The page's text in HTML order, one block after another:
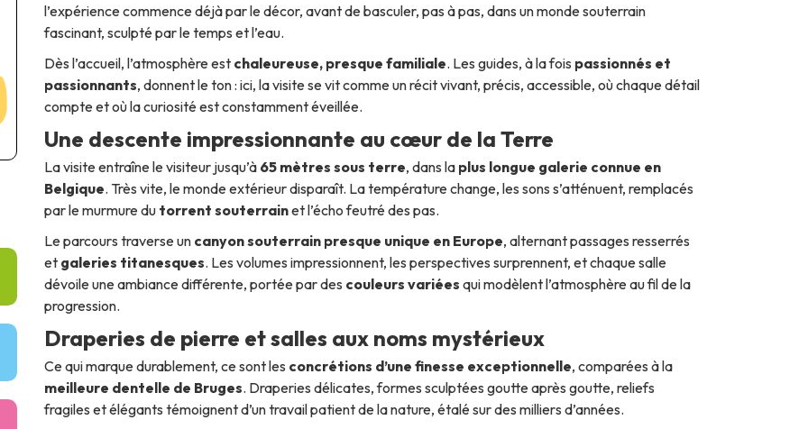
l’expérience commence déjà par le décor, avant de basculer, pas à pas, dans un monde souterrain
fascinant, sculpté par le temps et l’eau.
Dès l’accueil, l’atmosphère est chaleureuse, presque familiale. Les guides, à la fois passionnés et
passionnants, donnent le ton : ici, la visite se vit comme un récit vivant, précis, accessible, où chaque détail
compte et où la curiosité est constamment éveillée.
Une descente impressionnante au cœur de la Terre
La visite entraîne le visiteur jusqu’à 65 mètres sous terre, dans la plus longue galerie connue en
Belgique. Très vite, le monde extérieur disparaît. La température change, les sons s’atténuent, remplacés
par le murmure du torrent souterrainet l’écho feutré des pas.
Le parcours traverse un canyon souterrain presque unique en Europe, alternant passages resserrés
et galeries titanesques. Les volumes impressionnent, les perspectives surprennent, et chaque salle
dévoile une ambiance différente, portée par des couleurs variées qui modèlent l’atmosphère au fil de la
progression.
Draperies de pierre et salles aux noms mystérieux
Ce qui marque durablement, ce sont les concrétions d’une finesse exceptionnelle, comparées à la
meilleure dentelle de Bruges. Draperies délicates, formes sculptées goutte après goutte, reliefs
fragiles et élégants témoignent d’un travail patient de la nature, étalé sur des milliers d’années.